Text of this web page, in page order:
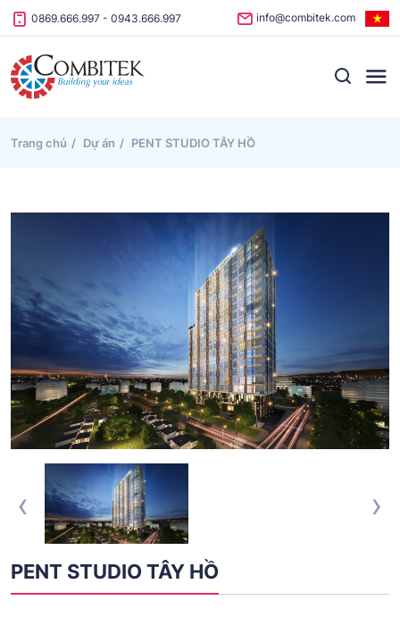
Skip to content
0869.666.997 - 0943.666.997 info@combitek.com
Trang chủ Dự án PENT STUDIO TÂY HỒ
‹ ›
PENT STUDIO TÂY HỒ